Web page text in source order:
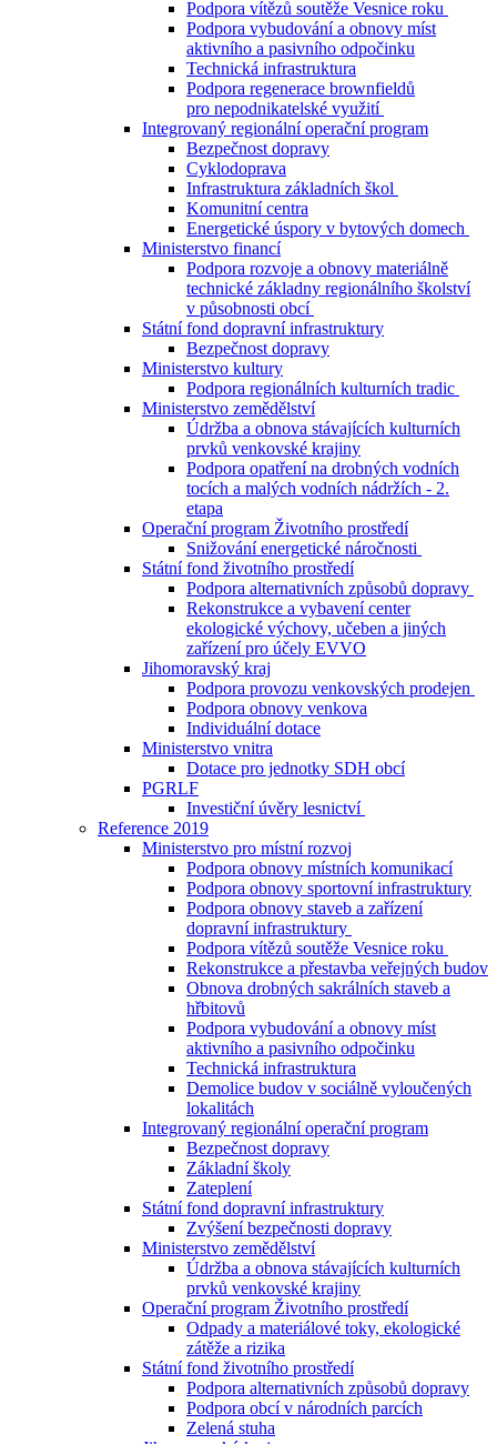
Podpora vítězů soutěže Vesnice roku
Podpora vybudování a obnovy míst
aktivního a pasivního odpočinku
Technická infrastruktura
Podpora regenerace brownfieldů
pro nepodnikatelské využití
Integrovaný regionální operační program
Bezpečnost dopravy
Cyklodoprava
Infrastruktura základních škol
Komunitní centra
Energetické úspory v bytových domech
Ministerstvo financí
Podpora rozvoje a obnovy materiálně
technické základny regionálního školství
v působnosti obcí
Státní fond dopravní infrastruktury
Bezpečnost dopravy
Ministerstvo kultury
Podpora regionálních kulturních tradic
Ministerstvo zemědělství
Údržba a obnova stávajících kulturních
prvků venkovské krajiny
Podpora opatření na drobných vodních
tocích a malých vodních nádržích - 2.
etapa
Operační program Životního prostředí
Snižování energetické náročnosti
Státní fond životního prostředí
Podpora alternativních způsobů dopravy
Rekonstrukce a vybavení center
ekologické výchovy, učeben a jiných
zařízení pro účely EVVO
Jihomoravský kraj
Podpora provozu venkovských prodejen
Podpora obnovy venkova
Individuální dotace
Ministerstvo vnitra
Dotace pro jednotky SDH obcí
PGRLF
Investiční úvěry lesnictví
Reference 2019
Ministerstvo pro místní rozvoj
Podpora obnovy místních komunikací
Podpora obnovy sportovní infrastruktury
Podpora obnovy staveb a zařízení
dopravní infrastruktury
Podpora vítězů soutěže Vesnice roku
Rekonstrukce a přestavba veřejných budov
Obnova drobných sakrálních staveb a
hřbitovů
Podpora vybudování a obnovy míst
aktivního a pasivního odpočinku
Technická infrastruktura
Demolice budov v sociálně vyloučených
lokalitách
Integrovaný regionální operační program
Bezpečnost dopravy
Základní školy
Zateplení
Státní fond dopravní infrastruktury
Zvýšení bezpečnosti dopravy
Ministerstvo zemědělství
Údržba a obnova stávajících kulturních
prvků venkovské krajiny
Operační program Životního prostředí
Odpady a materiálové toky, ekologické
zátěže a rizika
Státní fond životního prostředí
Podpora alternativních způsobů dopravy
Podpora obcí v národních parcích
Zelená stuha